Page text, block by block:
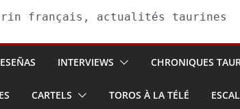
français, actualités taurines
INTERVIEWS CHRONIQUES
CARTELS TOROS À LA TÉLÉ